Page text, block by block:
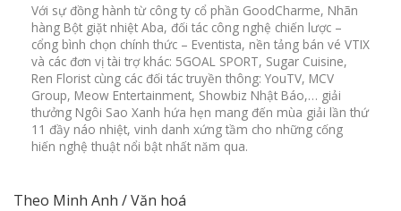
Với sự đồng hành từ công ty cổ phần GoodCharme, Nhãn
hàng Bột giặt nhiệt Aba, đối tác công nghệ chiến lược –
cổng bình chọn chính thức – Eventista, nền tảng bán vé VTIX
và các đơn vị tài trợ khác: 5GOAL SPORT, Sugar Cuisine,
Ren Florist cùng các đối tác truyền thông: YouTV, MCV
Group, Meow Entertainment, Showbiz Nhật Báo,… giải
thưởng Ngôi Sao Xanh hứa hẹn mang đến mùa giải lần thứ
11 đầy náo nhiệt, vinh danh xứng tầm cho những cống
hiến nghệ thuật nổi bật nhất năm qua.
Theo Minh Anh / Văn hoá